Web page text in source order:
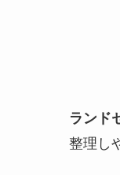
ランド
整理し